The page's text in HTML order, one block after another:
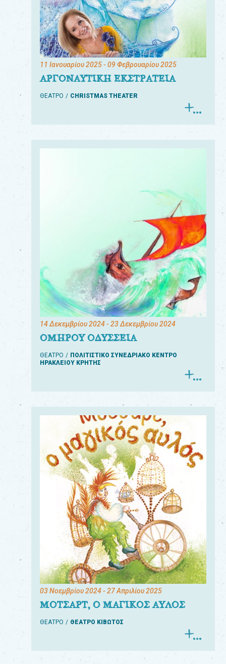
11 Ιανουαρίου 2025- 09 Φεβρουαρίου 2025
ΑΡΓΟΝΑΥΤΙΚΗ ΕΚΣΤΡΑΤΕΙΑ
ΘΕΑΤΡΟ CHRISTMAS THEATER
14 Δεκεμβρίου 2024- 23 Δεκεμβρίου 2024
ΟΜΗΡΟΥ ΟΔΥΣΣΕΙΑ
ΘΕΑΤΡΟ
ΠΟΛΙΤΙΣΤΙΚΟ ΣΥΝΕΔΡΙΑΚΟ ΚΕΝΤΡΟ
ΗΡΑΚΛΕΙΟΥ ΚΡΗΤΗΣ
03 Νοεμβρίου 2024- 27 Απριλίου 2025
ΜΟΤΣΑΡΤ, Ο ΜΑΓΙΚΟΣ ΑΥΛΟΣ
ΘΕΑΤΡΟ ΘΕΑΤΡΟ ΚΙΒΩΤΟΣ